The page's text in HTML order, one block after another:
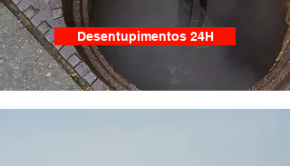
Desentupimentos 24H